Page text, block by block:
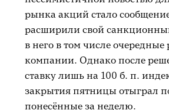
рынка акций стало
расширили свой
в него в том числе очередные
компании. Однако после
ставку лишь на 100 б. п.
закрытия пятницы отыграл
понесённые за неделю.